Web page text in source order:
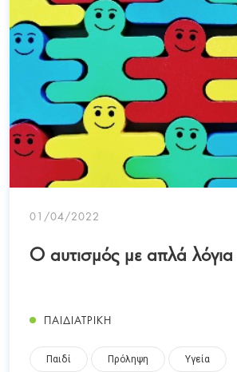
01/04/2022
Ο αυτισμός με απλά λόγια
ΠΑΙΔΙΑΤΡΙΚΗ
Παιδί Πρόληψη Υγεία